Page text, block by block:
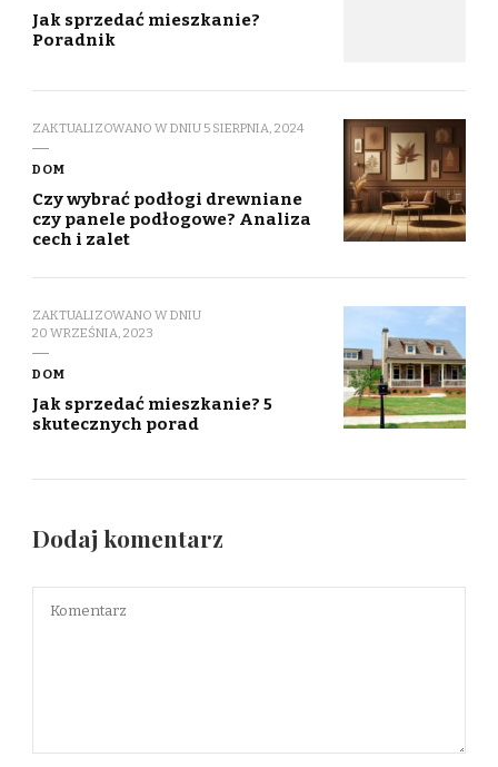
Jak sprzedać mieszkanie?
Poradnik
ZAKTUALIZOWANO W DNIU5 SIERPNIA, 2024
DOM
Czy wybrać podłogi drewniane
czy panele podłogowe? Analiza
cech i zalet
ZAKTUALIZOWANO W DNIU
20 WRZEŚNIA, 2023
DOM
Jak sprzedać mieszkanie? 5
skutecznych porad
Dodaj komentarz